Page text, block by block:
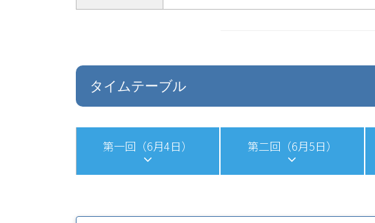
タイムテーブル
第一回（6月4日） 第二回（6月5日）